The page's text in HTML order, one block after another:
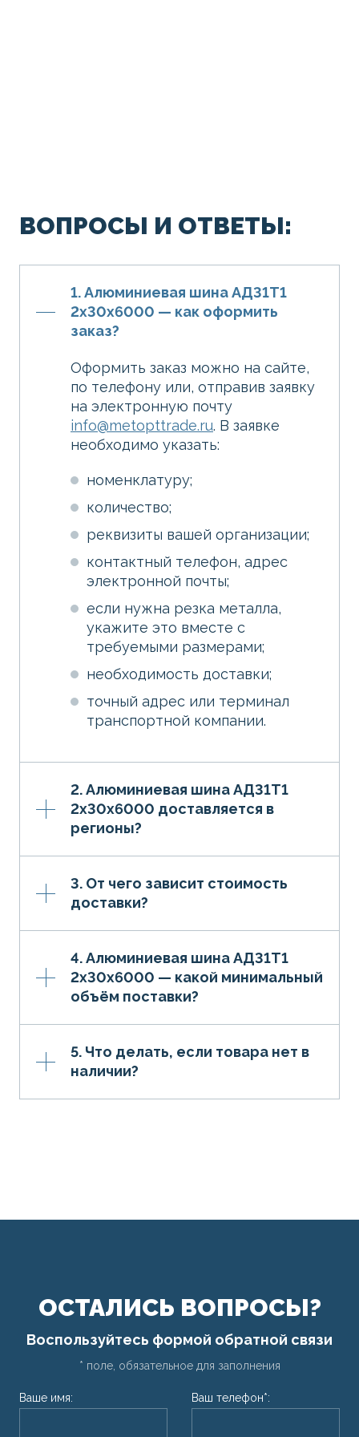
ВОПРОСЫ И ОТВЕТЫ:
1. Алюминиевая шина АД31Т1
2х30х6000 — как оформить
заказ?
Оформить заказ можно на сайте,
по телефону или, отправив заявку
на электронную почту
info@metopttrade.ru. В заявке
необходимо указать:
номенклатуру;
количество;
реквизиты вашей организации;
контактный телефон, адрес
электронной почты;
если нужна резка металла,
укажите это вместе с
требуемыми размерами;
необходимость доставки;
точный адрес или терминал
транспортной компании.
2. Алюминиевая шина АД31Т1
2х30х6000 доставляется в
регионы?
3. От чего зависит стоимость
доставки?
4. Алюминиевая шина АД31Т1
2х30х6000 — какой минимальный
объём поставки?
5. Что делать, если товара нет в
наличии?
ОСТАЛИСЬ ВОПРОСЫ?
Воспользуйтесь формой обратной связи
* поле, обязательное для заполнения
Ваше имя: Ваш телефон*: